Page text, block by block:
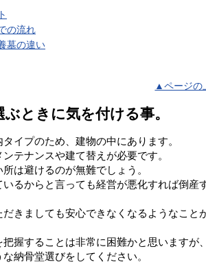
の流れ
墓の違い
▲ページの
ときに気を付ける事。
イプのため、建物の中にあります。
テナンスや建て替えが必要です。
は避けるのが無難でしょう。
るからと言っても経営が悪化すれば倒産
きましても安心できなくなるようなこと
握することは非常に困難かと思いますが
納骨堂選びをしてください。